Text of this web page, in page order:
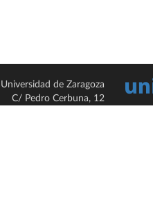
Universidad de Zaragoza
C/ Pedro Cerbuna, 12